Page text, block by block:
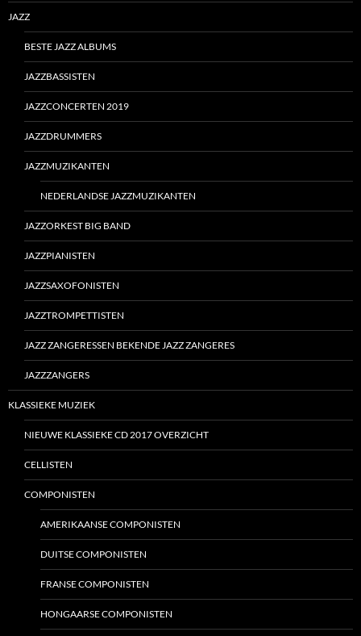
JAZZ
BESTE JAZZ ALBUMS
JAZZBASSISTEN
JAZZCONCERTEN 2019
JAZZDRUMMERS
JAZZMUZIKANTEN
NEDERLANDSE JAZZMUZIKANTEN
JAZZORKEST BIG BAND
JAZZPIANISTEN
JAZZSAXOFONISTEN
JAZZTROMPETTISTEN
JAZZ ZANGERESSEN BEKENDE JAZZ ZANGERES
JAZZZANGERS
KLASSIEKE MUZIEK
NIEUWE KLASSIEKE CD 2017 OVERZICHT
CELLISTEN
COMPONISTEN
AMERIKAANSE COMPONISTEN
DUITSE COMPONISTEN
FRANSE COMPONISTEN
HONGAARSE COMPONISTEN